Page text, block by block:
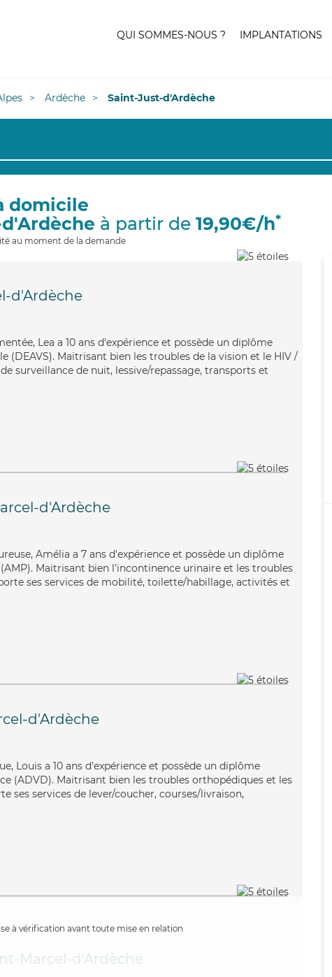
QUI SOMMES-NOUS ? IMPLANTATIONS
Ardèche Saint-Just-d'Ardèche
domicile
à partir de 19,90€/h*
au moment de la demande
d'Ardèche
Lea a 10 ans d'expérience et possède un diplôme
(DEAVS). Maitrisant bien les troubles de la vision et le HIV /
surveillance de nuit, lessive/repassage, transports et
d'Ardèche
Amélia a 7 ans d'expérience et possède un diplôme
Maitrisant bien l'incontinence urinaire et les troubles
ses services de mobilité, toilette/habillage, activités et
d'Ardèche
Louis a 10 ans d'expérience et possède un diplôme
(ADVD). Maitrisant bien les troubles orthopédiques et les
ses services de lever/coucher, courses/livraison,
à vérification avant toute mise en relation
Marcel-d'Ardèche